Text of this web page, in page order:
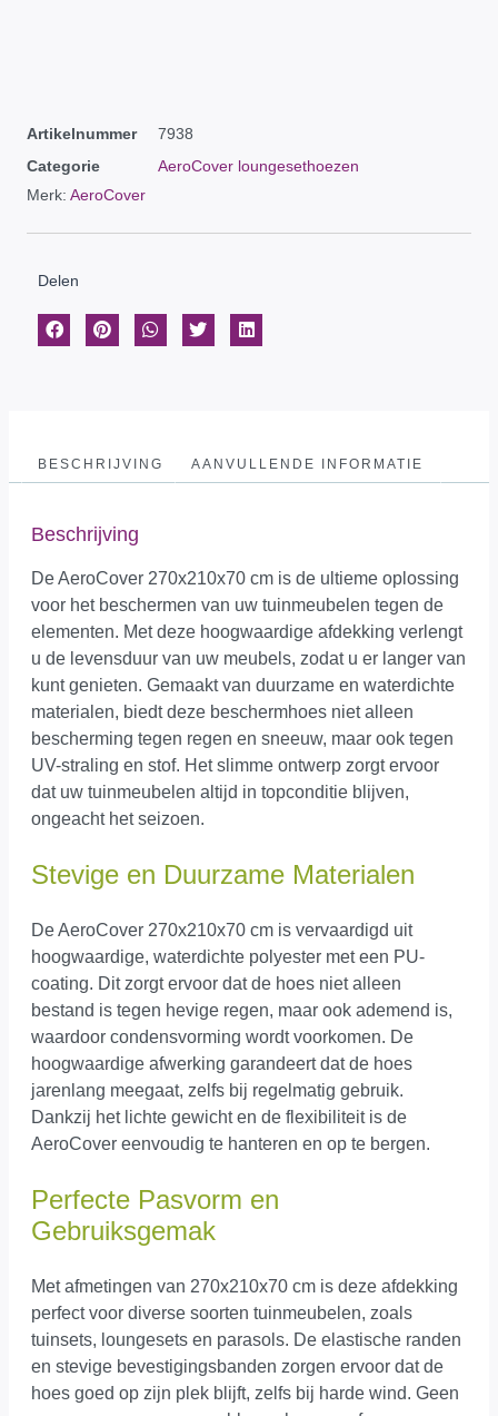
Artikelnummer
7938
Categorie
AeroCover loungesethoezen
Merk: AeroCover
Delen
BESCHRIJVING AANVULLENDE INFORMATIE
Beschrijving
De AeroCover 270x210x70 cm is de ultieme oplossing
voor het beschermen van uw tuinmeubelen tegen de
elementen. Met deze hoogwaardige afdekking verlengt
u de levensduur van uw meubels, zodat u er langer van
kunt genieten. Gemaakt van duurzame en waterdichte
materialen, biedt deze beschermhoes niet alleen
bescherming tegen regen en sneeuw, maar ook tegen
UV-straling en stof. Het slimme ontwerp zorgt ervoor
dat uw tuinmeubelen altijd in topconditie blijven,
ongeacht het seizoen.
Stevige en Duurzame Materialen
De AeroCover 270x210x70 cm is vervaardigd uit
hoogwaardige, waterdichte polyester met een PU-
coating. Dit zorgt ervoor dat de hoes niet alleen
bestand is tegen hevige regen, maar ook ademend is,
waardoor condensvorming wordt voorkomen. De
hoogwaardige afwerking garandeert dat de hoes
jarenlang meegaat, zelfs bij regelmatig gebruik.
Dankzij het lichte gewicht en de flexibiliteit is de
AeroCover eenvoudig te hanteren en op te bergen.
Perfecte Pasvorm en
Gebruiksgemak
Met afmetingen van 270x210x70 cm is deze afdekking
perfect voor diverse soorten tuinmeubelen, zoals
tuinsets, loungesets en parasols. De elastische randen
en stevige bevestigingsbanden zorgen ervoor dat de
hoes goed op zijn plek blijft, zelfs bij harde wind. Geen